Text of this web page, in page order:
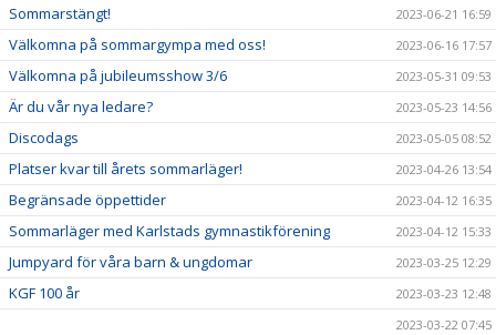
Sommarstängt! 2023-06-21 16:59
Välkomna på sommargympa med oss! 2023-06-16 17:57
Välkomna på jubileumsshow 3/6 2023-05-31 09:53
Är du vår nya ledare? 2023-05-23 14:56
Discodags 2023-05-05 08:52
Platser kvar till årets sommarläger! 2023-04-26 13:54
Begränsade öppettider 2023-04-12 16:35
Sommarläger med Karlstads gymnastikförening 2023-04-12 15:33
Jumpyard för våra barn & ungdomar 2023-03-25 12:29
KGF 100 år
2023-03-23 12:48
2023-03-22 07:45